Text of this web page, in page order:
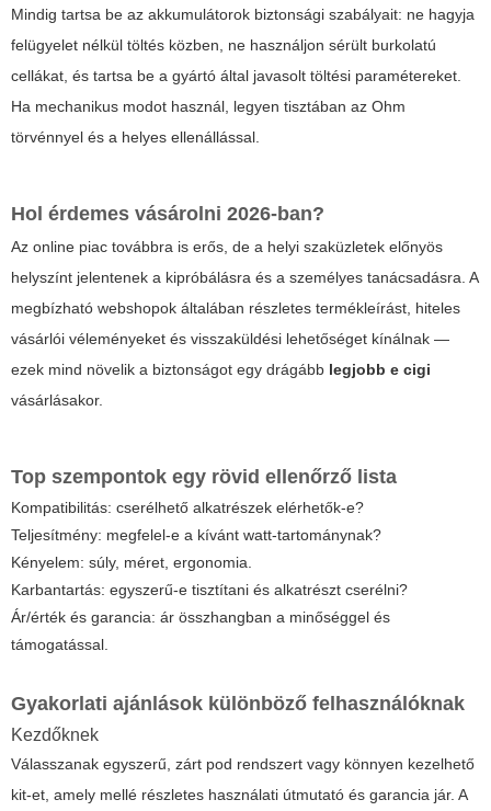
Mindig tartsa be az akkumulátorok biztonsági szabályait: ne hagyja
felügyelet nélkül töltés közben, ne használjon sérült burkolatú
cellákat, és tartsa be a gyártó által javasolt töltési paramétereket.
Ha mechanikus modot használ, legyen tisztában az Ohm
törvénnyel és a helyes ellenállással.
Hol érdemes vásárolni 2026-ban?
Az online piac továbbra is erős, de a helyi szaküzletek előnyös
helyszínt jelentenek a kipróbálásra és a személyes tanácsadásra. A
megbízható webshopok általában részletes termékleírást, hiteles
vásárlói véleményeket és visszaküldési lehetőséget kínálnak —
ezek mind növelik a biztonságot egy drágább legjobb e cigi
vásárlásakor.
Top szempontok egy rövid ellenőrző lista
Kompatibilitás: cserélhető alkatrészek elérhetők-e?
Teljesítmény: megfelel-e a kívánt watt-tartománynak?
Kényelem: súly, méret, ergonomia.
Karbantartás: egyszerű-e tisztítani és alkatrészt cserélni?
Ár/érték és garancia: ár összhangban a minőséggel és
támogatással.
Gyakorlati ajánlások különböző felhasználóknak
Kezdőknek
Válasszanak egyszerű, zárt pod rendszert vagy könnyen kezelhető
kit-et, amely mellé részletes használati útmutató és garancia jár. A